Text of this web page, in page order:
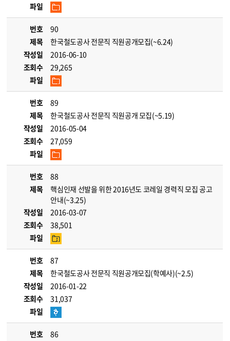
파일
번호
90
제목
한국철도공사 전문직 직원공개모집(~6.24)
작성일
2016-06-10
조회수
29,265
파일
번호
89
제목
한국철도공사 전문직 직원공개 모집(~5.19)
작성일
2016-05-04
조회수
27,059
파일
번호
88
제목
핵심인재 선발을 위한 2016년도 코레일 경력직 모집 공고
안내(~3.25)
작성일
2016-03-07
조회수
38,501
파일
번호
87
제목
한국철도공사 전문직 직원공개모집(학예사)(~2.5)
작성일
2016-01-22
조회수
31,037
파일
번호
86